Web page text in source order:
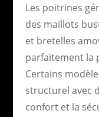
Les poitrines
des maillots
et bretelles
parfaitement la
Certains
structurel avec
confort et la